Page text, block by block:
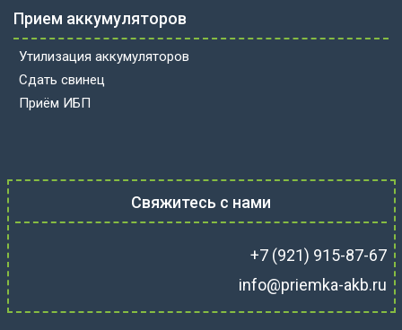
Прием аккумуляторов
Утилизация аккумуляторов
Сдать свинец
Приём ИБП
Свяжитесь с нами
+7 (921) 915-87-67
info@priemka-akb.ru